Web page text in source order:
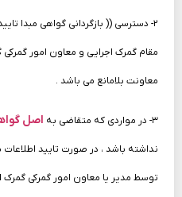
۲- دسترسی (( بازگردانی گواهی مبدا
مقام گمرک اجرایی و معاون امور گمرکی
معاونت بلامانع می باشد .
۳- در مواردی که متقاضی به اصل
نداشته باشد ، در صورت تایید اطلاعات
توسط مدیر یا معاون امور گمرکی گمرک